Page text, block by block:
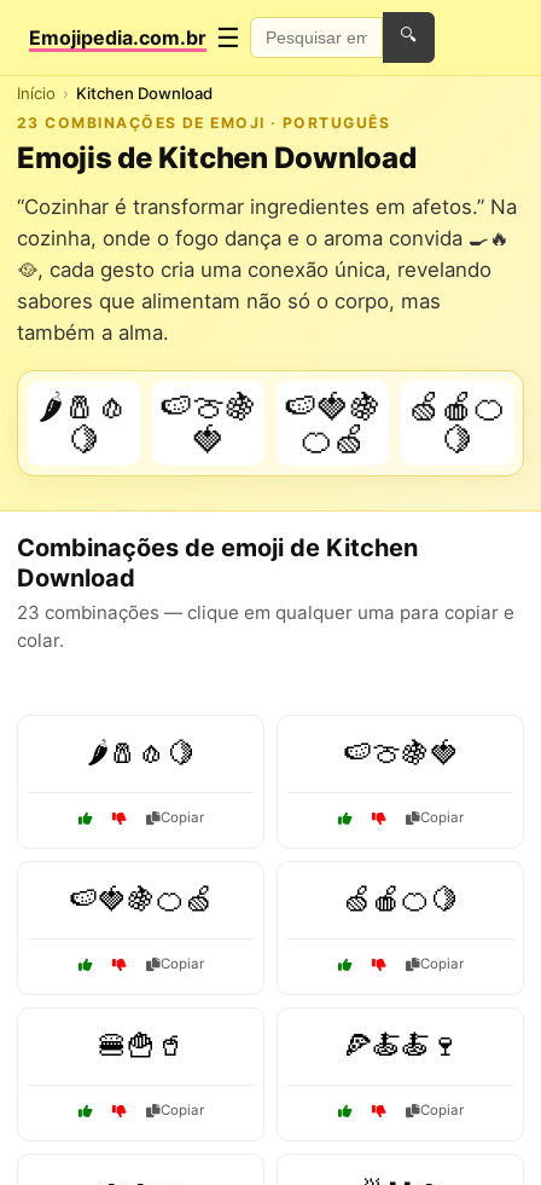
Emojipedia.com.br ☰ 🔍
Início Kitchen Download
23 COMBINAÇÕES DE EMOJI · PORTUGUÊS
Emojis de Kitchen Download
“Cozinhar é transformar ingredientes em afetos.” Na
cozinha, onde o fogo dança e o aroma convida 🍳🔥
🥘, cada gesto cria uma conexão única, revelando
sabores que alimentam não só o corpo, mas
também a alma.
🌶️🧂🧄
🍋
🍉🍈🍇
🍓
🍉🍓🍇
🍊🍏
🍏🍎🍊
🍋
Combinações de emoji de Kitchen
Download
23 combinações — clique em qualquer uma para copiar e
colar.
🌶️🧂🧄🍋
Copiar
🍉🍈🍇🍓
Copiar
🍉🍓🍇🍊🍏
Copiar
🍏🍎🍊🍋
Copiar
🍔🍟🥤
Copiar
🍕🍝🍝🍷
Copiar